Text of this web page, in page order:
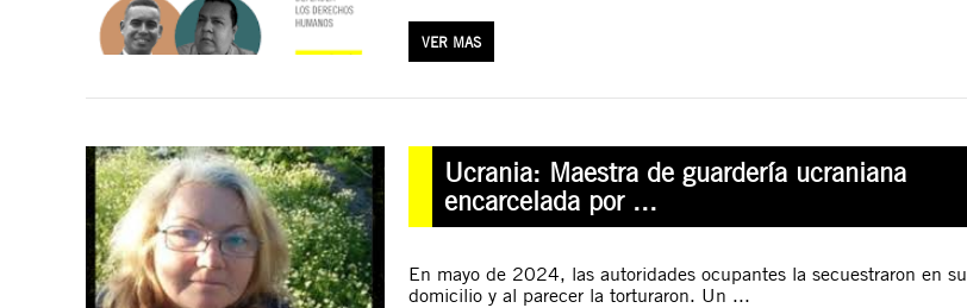
VER MAS
Ucrania: Maestra de guardería ucraniana
encarcelada por ...
En mayo de 2024, las autoridades ocupantes la secuestraron en su
domicilio y al parecer la torturaron. Un ...